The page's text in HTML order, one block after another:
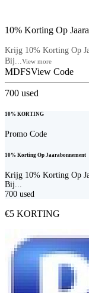
10% Korting Op
Krijg 10% Korting Op
Bij...
View more
MDFSView Code
700 used
10% KORTING
Promo Code
10% Korting Op Jaarabonnement
Krijg 10% Korting Op
Bij...
700 used
€5 KORTING